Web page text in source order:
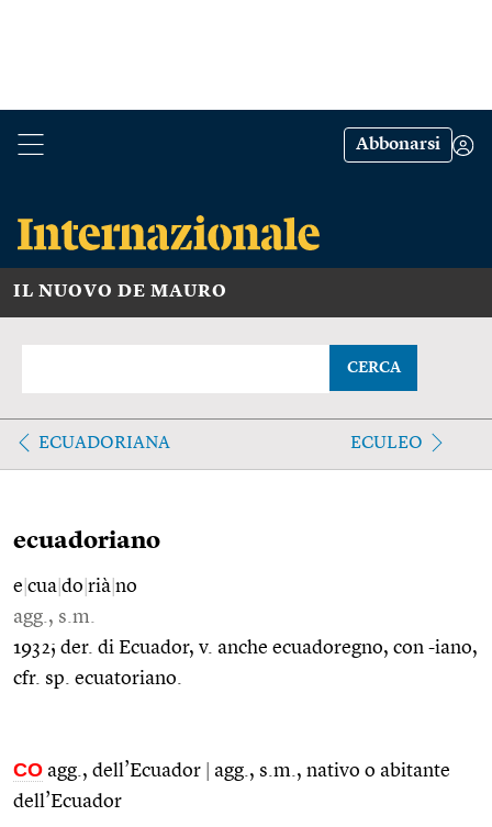
Abbonarsi
IL NUOVO DE MAURO
CERCA
ECUADORIANA ECULEO
ecuadoriano
e cua do rià no
agg., s.m.
1932; der. di Ecuador, v. anche ecuadoregno, con -iano,
cfr. sp. ecuatoriano.
CO agg., dell’Ecuador
agg., s.m., nativo o abitante
dell’Ecuador